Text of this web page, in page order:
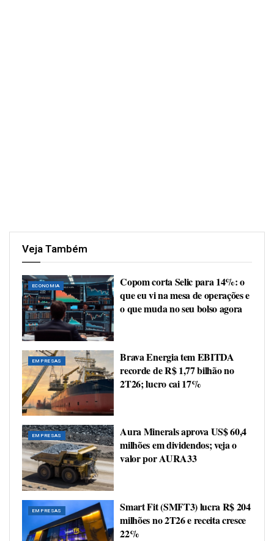
Veja Também
ECONOMIA
Copom corta Selic para 14%: o
que eu vi na mesa de operações e
o que muda no seu bolso agora
EMPRESAS
Brava Energia tem EBITDA
recorde de R$ 1,77 bilhão no
2T26; lucro cai 17%
EMPRESAS
Aura Minerals aprova US$ 60,4
milhões em dividendos; veja o
valor por AURA33
EMPRESAS
Smart Fit (SMFT3) lucra R$ 204
milhões no 2T26 e receita cresce
22%